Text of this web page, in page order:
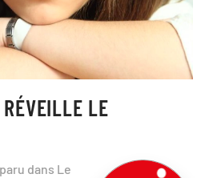
RÉVEILLE LE
dans Le